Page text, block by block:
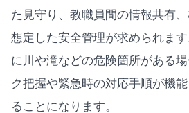
た見守り、教職員間の情報共有
想定した安全管理が求められま
に川や滝などの危険箇所がある
ク把握や緊急時の対応手順が機
ることになります。